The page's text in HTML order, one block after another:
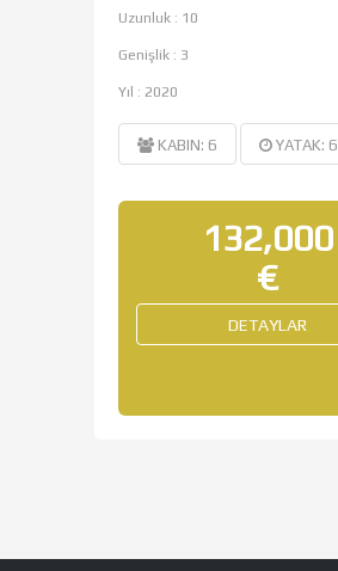
Uzunluk : 10
Genişlik : 3
Yıl : 2020
KABIN: 6 YATAK: 6
132,000
€
DETAYLAR